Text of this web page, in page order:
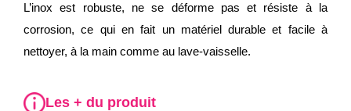
L’inox est robuste, ne se déforme pas et résiste à la
corrosion, ce qui en fait un matériel durable et facile à
nettoyer, à la main comme au lave-vaisselle.
Les + du produit